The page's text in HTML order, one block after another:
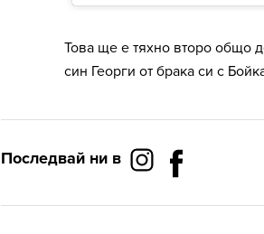
Това ще е тяхно второ общо
син Георги от брака си с
Последвай ни в